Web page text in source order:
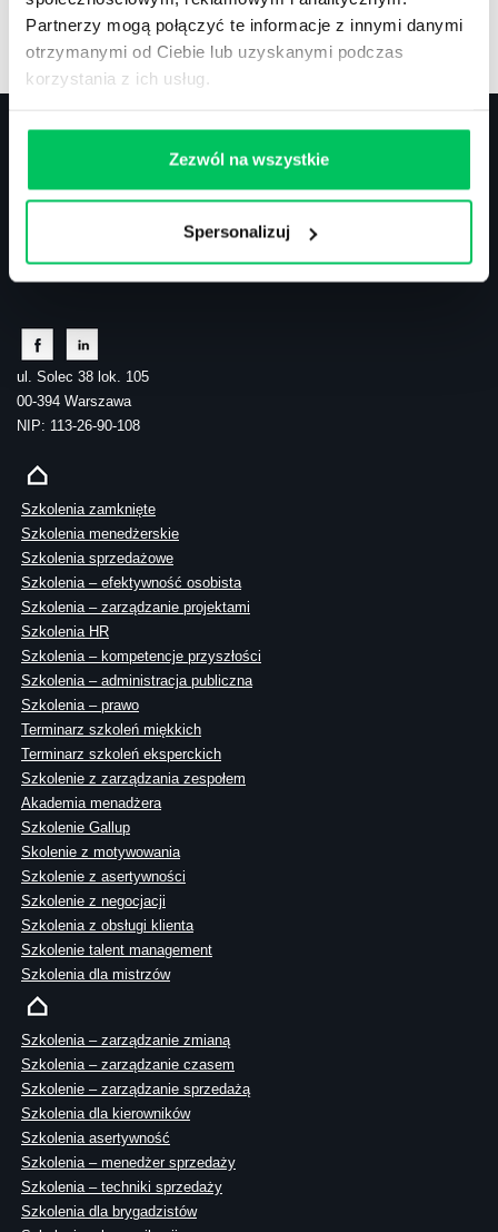
Partnerzy mogą połączyć te informacje z innymi danymi
otrzymanymi od Ciebie lub uzyskanymi podczas
korzystania z ich usług.
Zezwól na wszystkie
Spersonalizuj
Artykuły,Artykuły cd.,Prawo
Standardowe informacje z obszaru szkoleń.
Kontakt
tel.: 505 273 550
ul. Solec 38 lok. 105
00-394 Warszawa
NIP: 113-26-90-108
Szkolenia zamknięte
Szkolenia menedżerskie
Szkolenia sprzedażowe
Szkolenia – efektywność osobista
Szkolenia – zarządzanie projektami
Szkolenia HR
Szkolenia – kompetencje przyszłości
Szkolenia – administracja publiczna
Szkolenia – prawo
Terminarz szkoleń miękkich
Terminarz szkoleń eksperckich
Szkolenie z zarządzania zespołem
Akademia menadżera
Szkolenie Gallup
Skolenie z motywowania
Szkolenie z asertywności
Szkolenie z negocjacji
Szkolenia z obsługi klienta
Szkolenie talent management
Szkolenia dla mistrzów
Szkolenia – zarządzanie zmianą
Szkolenia – zarządzanie czasem
Szkolenie – zarządzanie sprzedażą
Szkolenia dla kierowników
Szkolenia asertywność
Szkolenia – menedżer sprzedaży
Szkolenia – techniki sprzedaży
Szkolenia dla brygadzistów